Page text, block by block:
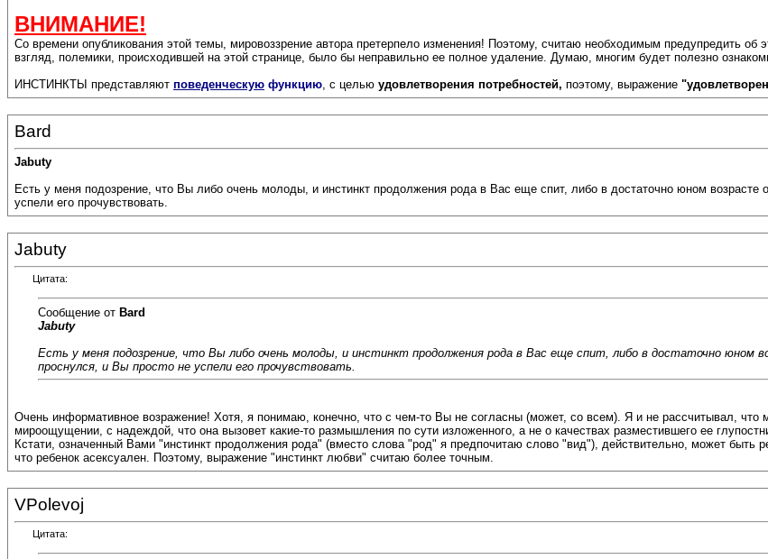
ВНИМАНИЕ!
Со времени опубликования этой темы, мировоззрение автора претерпело изменения! Поэтому, считаю необходимым предупредить
взгляд, полемики, происходившей на этой странице, было бы неправильно ее полное удаление. Думаю, многим будет полезно
ИНСТИНКТЫ представляют поведенческую функцию, с целью удовлетворения потребностей, поэтому, выражение
Bard
Jabuty
Есть у меня подозрение, что Вы либо очень молоды, и инстинкт продолжения рода в Вас еще спит, либо в достаточно юном возрасте
успели его прочувствовать.
Jabuty
Цитата:
Сообщение от Bard
Jabuty
Есть у меня подозрение, что Вы либо очень молоды, и инстинкт продолжения рода в Вас еще спит, либо в достаточно юном
проснулся, и Вы просто не успели его прочувствовать.
Очень информативное возражение! Хотя, я понимаю, конечно, что с чем-то Вы не согласны (может, со всем). Я и не рассчитывал,
мироощущении, с надеждой, что она вызовет какие-то размышления по сути изложенного, а не о качествах разместившего ее
Кстати, означенный Вами "инстинкт продолжения рода" (вместо слова "род" я предпочитаю слово "вид"), действительно, может быть
что ребенок асексуален. Поэтому, выражение "инстинкт любви" считаю более точным.
VPolevoj
Цитата: